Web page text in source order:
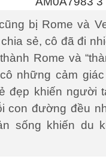
bị Rome và
sẻ, cô đã đi
Rome và
những cảm
đẹp khiến người
con đường đều
sống khiến du